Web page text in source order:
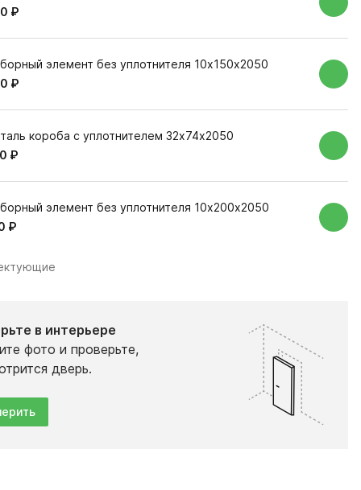
₽
элемент без уплотнителя 10х150х2050
₽
короба с уплотнителем 32х74х2050
₽
элемент без уплотнителя 10х200х2050
₽
в интерьере
фото и проверьте,
дверь.